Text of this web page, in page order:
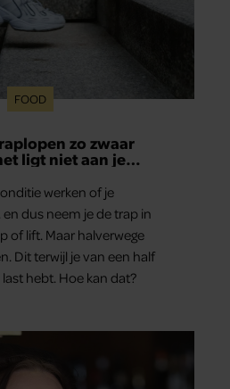
FOOD
zo zwaar
ligt niet aan je
werken of je
dus neem je de trap in
of lift. Maar halverwege
Dit terwijl je van een half
hebt. Hoe kan dat?